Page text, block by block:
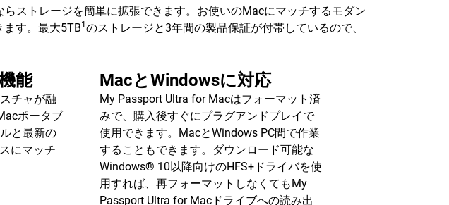
ストレージを簡単に拡張できます。お使いのMacにマッチするモダン
す。最大5TB1 のストレージと3年間の製品保証が付帯しているので、
能
チャが融
ポータブ
と最新の
にマッチ
MacとWindowsに対応
My Passport Ultra for Macはフォーマット済
みで、購入後すぐにプラグアンドプレイで
使用できます。MacとWindows PC間で作業
することもできます。ダウンロード可能な
Windows® 10以降向けのHFS+ドライバを使
用すれば、再フォーマットしなくてもMy
Passport Ultra for Macドライブへの読み出